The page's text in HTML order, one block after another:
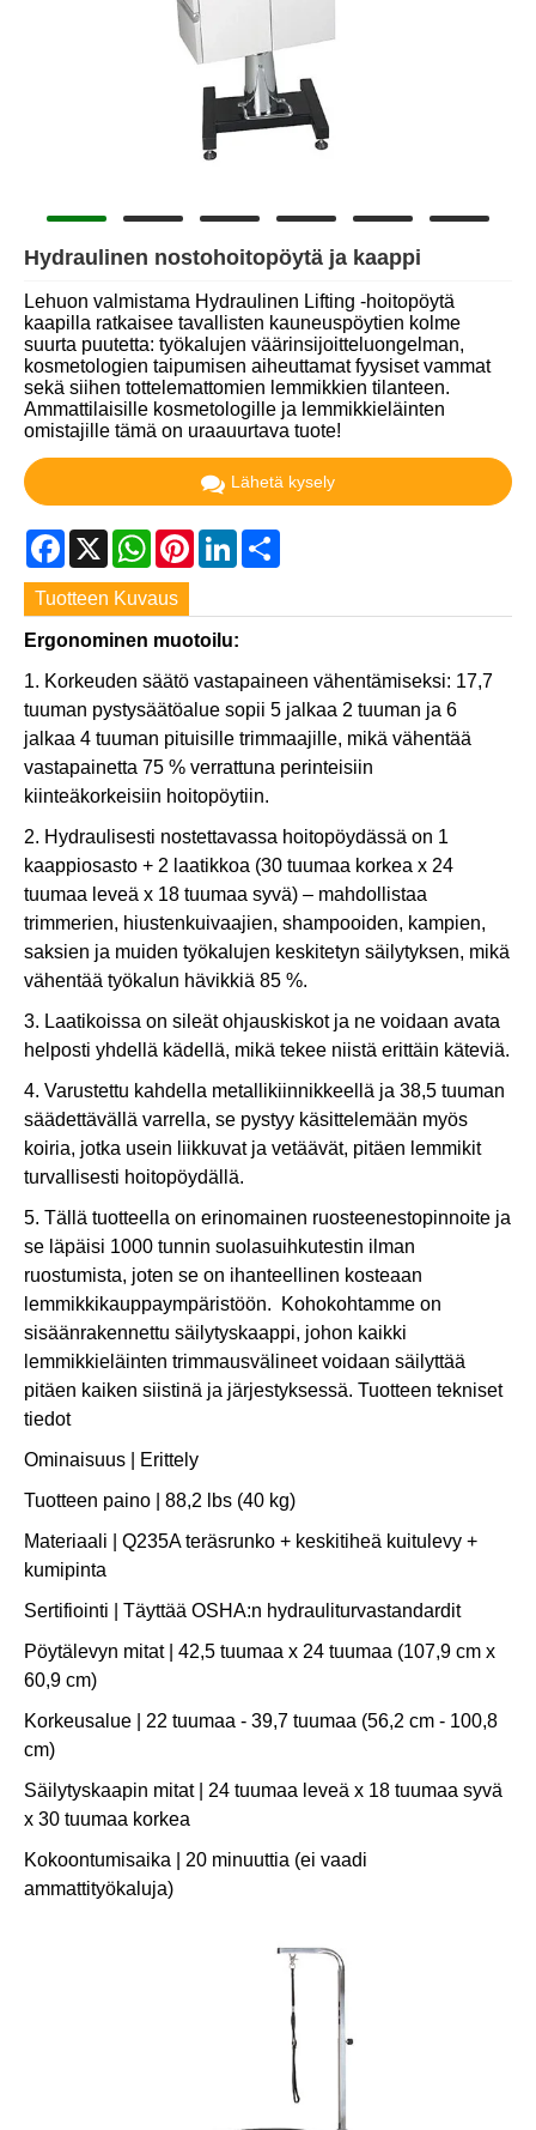
Hydraulinen nostohoitopöytä ja kaappi
Lehuon valmistama Hydraulinen Lifting -hoitopöytä
kaapilla ratkaisee tavallisten kauneuspöytien kolme
suurta puutetta: työkalujen väärinsijoitteluongelman,
kosmetologien taipumisen aiheuttamat fyysiset vammat
sekä siihen tottelemattomien lemmikkien tilanteen.
Ammattilaisille kosmetologille ja lemmikkieläinten
omistajille tämä on uraauurtava tuote!
Lähetä kysely
Facebook
X WhatsApp
PinterestLinkedIn
Tuotteen Kuvaus
Ergonominen muotoilu:
1. Korkeuden säätö vastapaineen vähentämiseksi: 17,7
tuuman pystysäätöalue sopii 5 jalkaa 2 tuuman ja 6
jalkaa 4 tuuman pituisille trimmaajille, mikä vähentää
vastapainetta 75 % verrattuna perinteisiin
kiinteäkorkeisiin hoitopöytiin.
2. Hydraulisesti nostettavassa hoitopöydässä on 1
kaappiosasto + 2 laatikkoa (30 tuumaa korkea x 24
tuumaa leveä x 18 tuumaa syvä) – mahdollistaa
trimmerien, hiustenkuivaajien, shampooiden, kampien,
saksien ja muiden työkalujen keskitetyn säilytyksen, mikä
vähentää työkalun hävikkiä 85 %.
3. Laatikoissa on sileät ohjauskiskot ja ne voidaan avata
helposti yhdellä kädellä, mikä tekee niistä erittäin käteviä.
4. Varustettu kahdella metallikiinnikkeellä ja 38,5 tuuman
säädettävällä varrella, se pystyy käsittelemään myös
koiria, jotka usein liikkuvat ja vetäävät, pitäen lemmikit
turvallisesti hoitopöydällä.
5. Tällä tuotteella on erinomainen ruosteenestopinnoite ja
se läpäisi 1000 tunnin suolasuihkutestin ilman
ruostumista, joten se on ihanteellinen kosteaan
lemmikkikauppaympäristöön. Kohokohtamme on
sisäänrakennettu säilytyskaappi, johon kaikki
lemmikkieläinten trimmausvälineet voidaan säilyttää
pitäen kaiken siistinä ja järjestyksessä. Tuotteen tekniset
tiedot
Ominaisuus | Erittely
Tuotteen paino | 88,2 lbs (40 kg)
Materiaali | Q235A teräsrunko + keskitiheä kuitulevy +
kumipinta
Sertifiointi | Täyttää OSHA:n hydrauliturvastandardit
Pöytälevyn mitat | 42,5 tuumaa x 24 tuumaa (107,9 cm x
60,9 cm)
Korkeusalue | 22 tuumaa - 39,7 tuumaa (56,2 cm - 100,8
cm)
Säilytyskaapin mitat | 24 tuumaa leveä x 18 tuumaa syvä
x 30 tuumaa korkea
Kokoontumisaika | 20 minuuttia (ei vaadi
ammattityökaluja)